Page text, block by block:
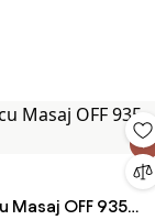
Masaj OFF 935